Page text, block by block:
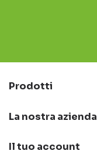
Prodotti
La nostra azienda
Il tuo account